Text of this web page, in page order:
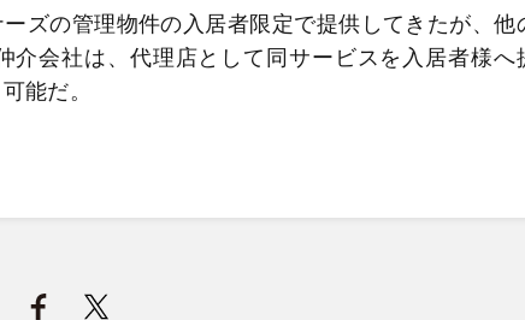
ズの管理物件の入居者限定で提供してきたが、他
介会社は、代理店として同サービスを入居者様へ
能だ。